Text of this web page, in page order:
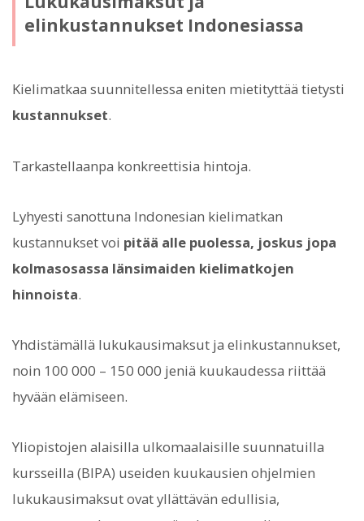
elinkustannukset Indonesiassa
Kielimatkaa suunnitellessa eniten mietityttää tietysti
kustannukset.
Tarkastellaanpa konkreettisia hintoja.
Lyhyesti sanottuna Indonesian kielimatkan
kustannukset voi pitää alle puolessa, joskus jopa
kolmasosassa länsimaiden kielimatkojen
hinnoista.
Yhdistämällä lukukausimaksut ja elinkustannukset,
noin 100 000 – 150 000 jeniä kuukaudessa riittää
hyvään elämiseen.
Yliopistojen alaisilla ulkomaalaisille suunnatuilla
kursseilla (BIPA) useiden kuukausien ohjelmien
lukukausimaksut ovat yllättävän edullisia,